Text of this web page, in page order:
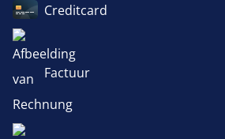
Creditcard
Factuur